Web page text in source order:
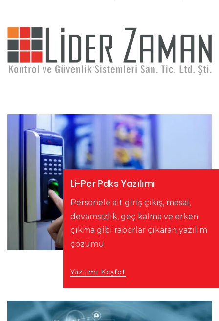
Li-Per Pdks Yazılımı
Personele ait giriş çıkış, mesai,
devamsızlık, geç kalma ve erken
çıkma gibi raporlar çıkaran yazılım
çözümü
Yazılımı Keşfet